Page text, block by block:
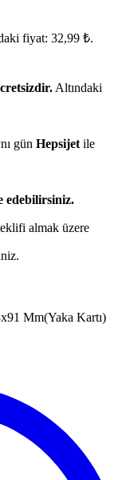
fiyat: 32,99 ₺.
Altındaki
gün Hepsijet ile
edebilirsiniz.
almak üzere
Mm(Yaka Kartı)